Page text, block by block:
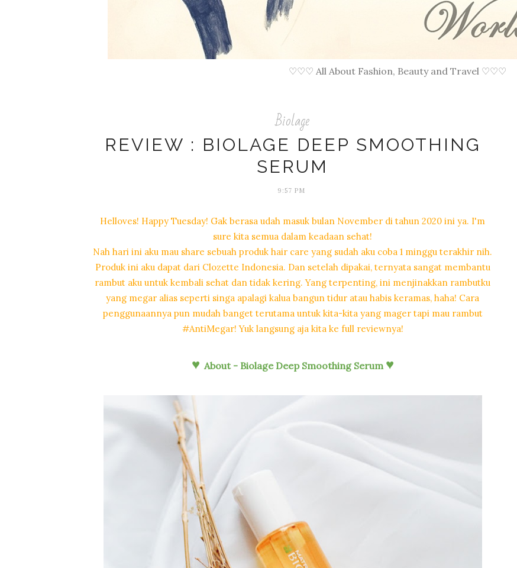
♡♡♡ All About Fashion, Beauty and Travel ♡♡♡
Biolage
REVIEW : BIOLAGE DEEP SMOOTHING
SERUM
9:57 PM
Helloves! Happy Tuesday! Gak berasa udah masuk bulan November di tahun 2020 ini ya. I'm
sure kita semua dalam keadaan sehat!
Nah hari ini aku mau share sebuah produk hair care yang sudah aku coba 1 minggu terakhir nih.
Produk ini aku dapat dari Clozette Indonesia. Dan setelah dipakai, ternyata sangat membantu
rambut aku untuk kembali sehat dan tidak kering. Yang terpenting, ini menjinakkan rambutku
yang megar alias seperti singa apalagi kalua bangun tidur atau habis keramas, haha! Cara
penggunaannya pun mudah banget terutama untuk kita-kita yang mager tapi mau rambut
#AntiMegar! Yuk langsung aja kita ke full reviewnya!
♥ About - Biolage Deep Smoothing Serum ♥